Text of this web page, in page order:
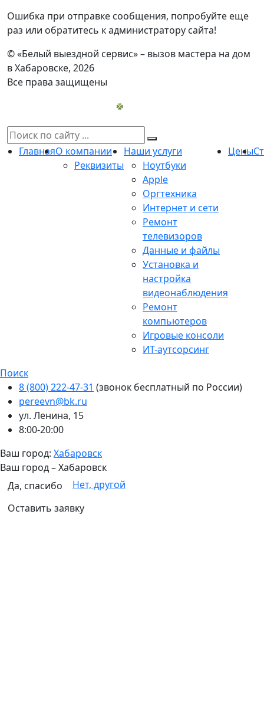
Ошибка при отправке сообщения, попробуйте еще
раз или обратитесь к администратору сайта!
© «Белый выездной сервис» – вызов мастера на дом
в Хабаровске, 2026
Все права защищены
ГлавнаяО компании
Реквизиты
Наши услуги
Ноутбуки
Apple
Оргтехника
Интернет и сети
Ремонт
телевизоров
Данные и файлы
Установка и
настройка
видеонаблюдения
Ремонт
компьютеров
Игровые консоли
ИТ-аутсорсинг
Цены
Поиск
8 (800) 222-47-31 (звонок бесплатный по России)
pereevn@bk.ru
ул. Ленина, 15
8:00-20:00
Ваш город: Хабаровск
Ваш город –Хабаровск
Да, спасибо
Нет, другой
Оставить заявку